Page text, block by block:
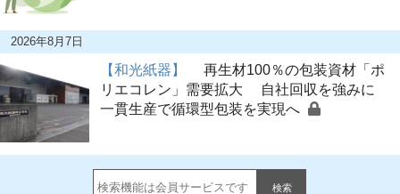
2026年8月7日
【和光紙器】
再生材100％の包装資材「ポ
リエコレン」需要拡大 自社回収を強みに
一貫生産で循環型包装を実現へ
検索